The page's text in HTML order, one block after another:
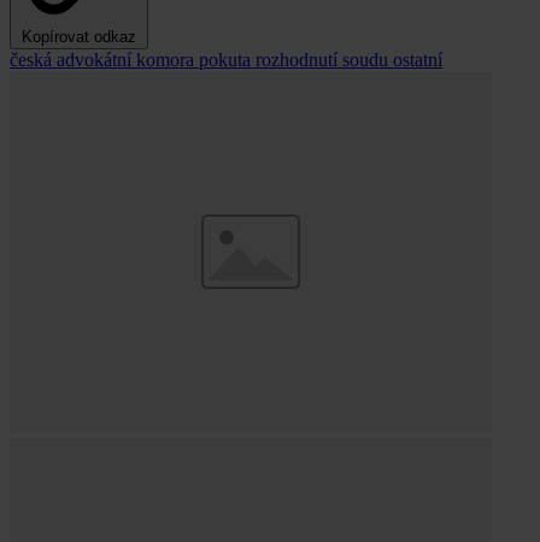
Kopírovat odkaz
česká advokátní komora pokuta rozhodnutí soudu ostatní